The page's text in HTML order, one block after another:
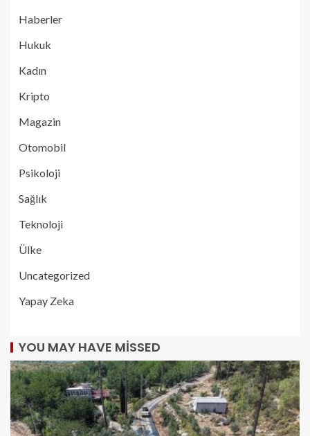
Haberler
Hukuk
Kadın
Kripto
Magazin
Otomobil
Psikoloji
Sağlık
Teknoloji
Ülke
Uncategorized
Yapay Zeka
YOU MAY HAVE MISSED